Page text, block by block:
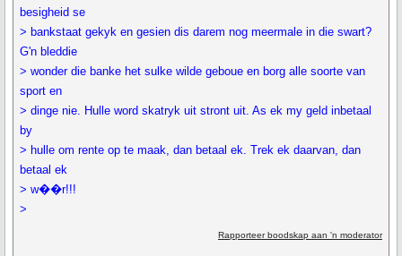
besigheid se
> bankstaat gekyk en gesien dis darem nog meermale in die swart?
G'n bleddie
> wonder die banke het sulke wilde geboue en borg alle soorte van
sport en
> dinge nie. Hulle word skatryk uit stront uit. As ek my geld inbetaal
by
> hulle om rente op te maak, dan betaal ek. Trek ek daarvan, dan
betaal ek
> w��r!!!
>
Rapporteer boodskap aan 'n moderator